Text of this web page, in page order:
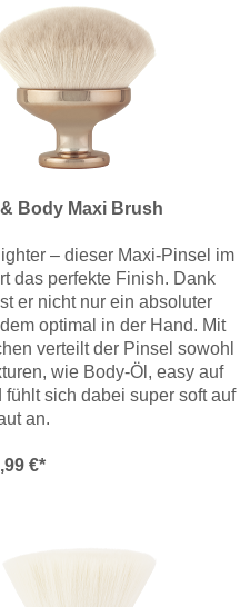
Body Maxi Brush
– dieser Maxi-Pinsel im
das perfekte Finish. Dank
er nicht nur ein absoluter
optimal in der Hand. Mit
verteilt der Pinsel sowohl
wie Body-Öl, easy auf
sich dabei super soft auf
an.
€*